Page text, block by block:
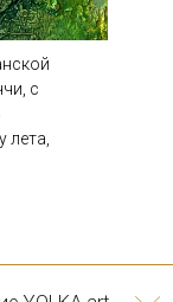
с
лета,
art